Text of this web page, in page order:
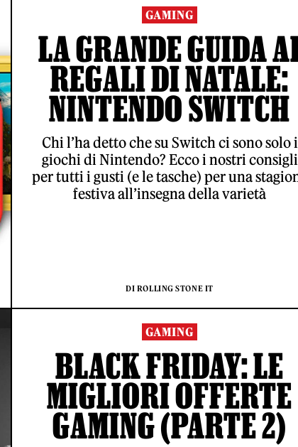
GAMING
LA GRANDE GUIDA
REGALI DI NATALE:
NINTENDO SWITCH
Chi l’ha detto che su Switch ci sono solo i
giochi di Nintendo? Ecco i nostri consigli
per tutti i gusti (e le tasche) per una
festiva all’insegna della varietà
DI ROLLING STONE IT
GAMING
BLACK FRIDAY: LE
MIGLIORI OFFERTE
GAMING (PARTE 2)